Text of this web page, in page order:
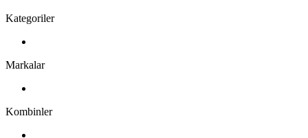
Kategoriler
Markalar
Kombinler